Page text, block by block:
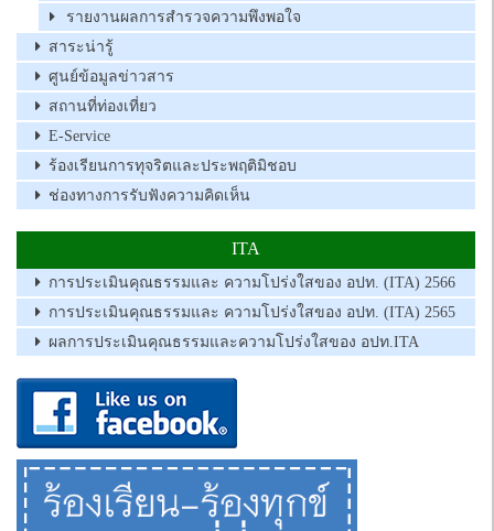
รายงานผลการสำรวจความพึงพอใจ
สาระน่ารู้
ศูนย์ข้อมูลข่าวสาร
สถานที่ท่องเที่ยว
E-Service
ร้องเรียนการทุจริตและประพฤติมิชอบ
ช่องทางการรับฟังความคิดเห็น
ITA
การประเมินคุณธรรมและ ความโปร่งใสของ อปท. (ITA) 2566
การประเมินคุณธรรมและ ความโปร่งใสของ อปท. (ITA) 2565
ผลการประเมินคุณธรรมและความโปร่งใสของ อปท.ITA